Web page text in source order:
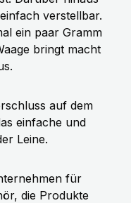
verstellbar.
ein paar Gramm
bringt macht
auf dem
einfache und
Leine.
für
die Produkte